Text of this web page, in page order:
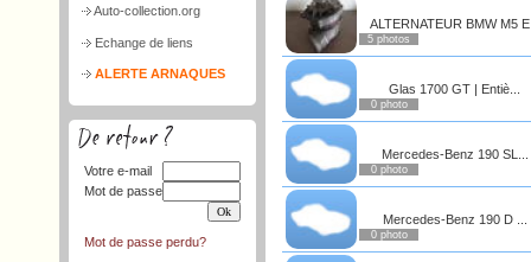
Auto-collection.org
Echange de liens
ALERTE ARNAQUES
Votre e-mail
Mot de passe
Mot de passe perdu?
ALTERNATEUR BMW M5
5 photos
Glas 1700 GT | Entiè...
0 photo
Mercedes-Benz 190 SL...
0 photo
Mercedes-Benz 190 D ...
0 photo